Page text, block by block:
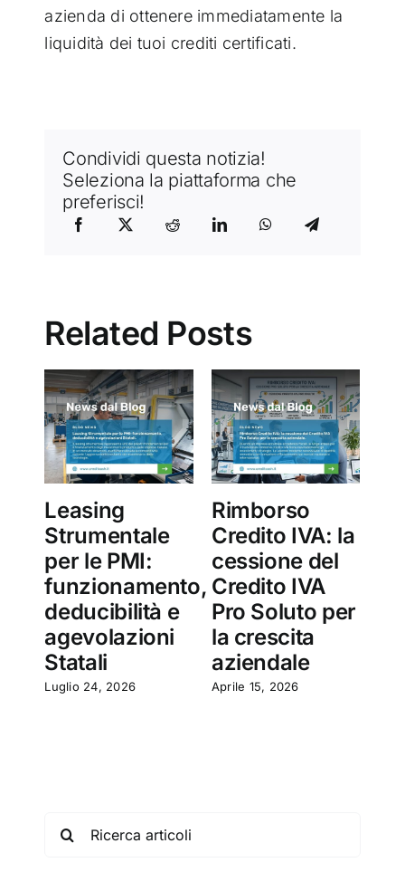
azienda di ottenere immediatamente la
liquidità dei tuoi crediti certificati.
Condividi questa notizia!
Seleziona la piattaforma che
preferisci!
Related Posts
Leasing
Strumentale
per le PMI:
funzionamento,
deducibilità e
agevolazioni
Statali
Luglio 24, 2026
Rimborso
Credito IVA: la
cessione del
Credito IVA
Pro Soluto per
la crescita
aziendale
Aprile 15, 2026